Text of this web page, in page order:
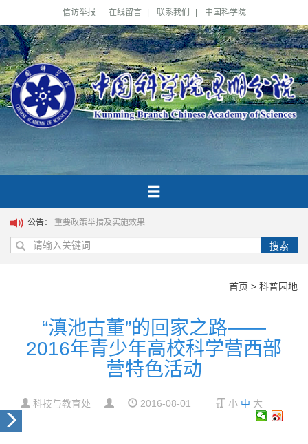
信访举报 在线留言 联系我们 中国科学院
公告： 重要政策举措及实施效果
搜索
首页 > 科普园地
“滇池古董”的回家之路——
2016年青少年高校科学营西部
营特色活动
科技与教育处 2016-08-01 小 中 大